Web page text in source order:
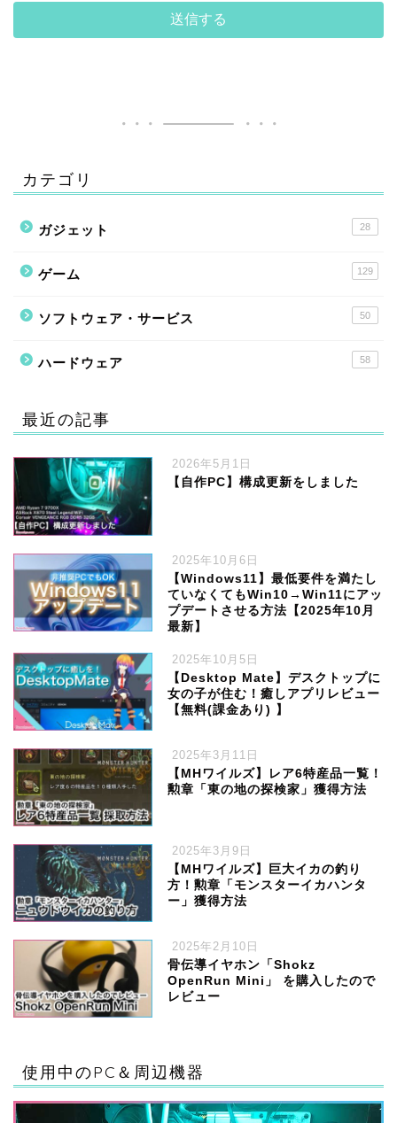
カテゴリ
ガジェット 28
ゲーム 129
ソフトウェア・サービス 50
ハードウェア 58
最近の記事
2026年5月1日
【自作PC】構成更新をしました
2025年10月6日
【Windows11】最低要件を満たし
ていなくてもWin10→Win11にアッ
プデートさせる方法【2025年10月
最新】
2025年10月5日
【Desktop Mate】デスクトップに
女の子が住む！癒しアプリレビュー
【無料(課金あり) 】
2025年3月11日
【MHワイルズ】レア6特産品一覧！
勲章「東の地の探検家」獲得方法
2025年3月9日
【MHワイルズ】巨大イカの釣り
方！勲章「モンスターイカハンタ
ー」獲得方法
2025年2月10日
骨伝導イヤホン「Shokz
OpenRun Mini」 を購入したので
レビュー
使用中のPC＆周辺機器
ゲーム